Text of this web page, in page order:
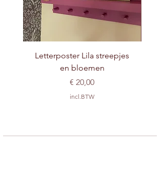
Letterposter Lila streepjes
en bloemen
Prijs
€ 20,00
incl.BTW